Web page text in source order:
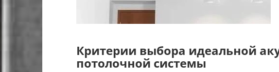
Критерии выбора идеальной
потолочной системы